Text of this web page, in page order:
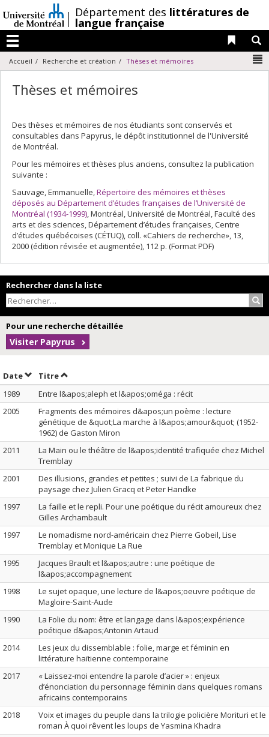
au
contenu
/Département des littératures de
langue française
Menu
Liens
Accueil Recherche et création Thèses et mémoires
Thèses et mémoires
Des thèses et mémoires de nos étudiants sont conservés et
consultables dans Papyrus, le dépôt institutionnel de l'Université
de Montréal.
Pour les mémoires et thèses plus anciens, consultez la publication
suivante :
Sauvage, Emmanuelle,Répertoire des mémoires et thèses
déposés au Département d’études françaises de l’Université de
Montréal (1934-1999), Montréal, Université de Montréal, Faculté des
arts et des sciences, Département d’études françaises, Centre
d’études québécoises (CÉTUQ), coll. «Cahiers de recherche», 13,
2000 (édition révisée et augmentée), 112 p. (Format PDF)
Rechercher dans la liste
Pour une recherche détaillée
Visiter Papyrus
DateTrier par date en ordre décroissant
TitreTrier par titre en ordre décroissant
1989
Entre l&apos;aleph et l&apos;oméga : récit
2005
Fragments des mémoires d&apos;un poème : lecture
génétique de &quot;La marche à l&apos;amour&quot; (1952-
1962) de Gaston Miron
2011
La Main ou le théâtre de l&apos;identité trafiquée chez Michel
Tremblay
2001
Des illusions, grandes et petites ; suivi de La fabrique du
paysage chez Julien Gracq et Peter Handke
1997
La faille et le repli. Pour une poétique du récit amoureux chez
Gilles Archambault
1997
Le nomadisme nord-américain chez Pierre Gobeil, Lise
Tremblay et Monique La Rue
1995
Jacques Brault et l&apos;autre : une poétique de
l&apos;accompagnement
1998
Le sujet opaque, une lecture de l&apos;oeuvre poétique de
Magloire-Saint-Aude
1990
La Folie du nom: être et langage dans l&apos;expérience
poétique d&apos;Antonin Artaud
2014
Les jeux du dissemblable : folie, marge et féminin en
littérature haïtienne contemporaine
2017
« Laissez-moi entendre la parole d’acier » : enjeux
d’énonciation du personnage féminin dans quelques romans
africains contemporains
2018
Voix et images du peuple dans la trilogie policière Morituri et le
roman À quoi rêvent les loups de Yasmina Khadra